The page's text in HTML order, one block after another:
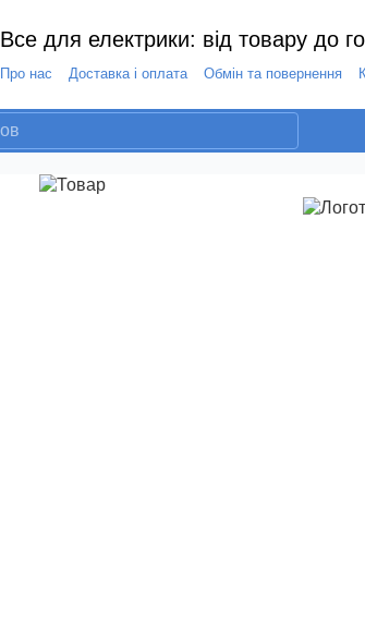
Все для електрики: від товару до
Про нас Доставка і оплата Обмін та повернення